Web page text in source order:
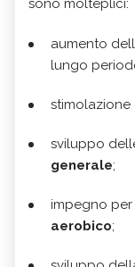
sono molteplici:
aumento
lungo
stimolazione
sviluppo
generale;
impegno
aerobico;